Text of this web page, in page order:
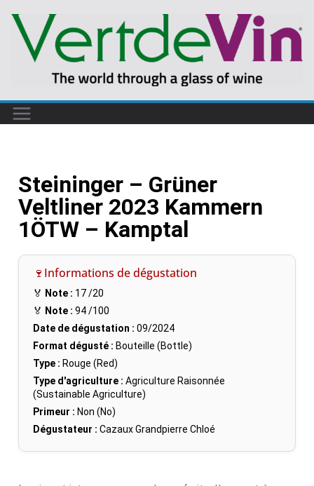
Steininger – Grüner
Veltliner 2023 Kammern
1ÖTW – Kamptal
🍷Informations de dégustation
🏅 Note : 17/20
🏅 Note : 94/100
Date de dégustation : 09/2024
Format dégusté : Bouteille (Bottle)
Type : Rouge (Red)
Type d'agriculture : Agriculture Raisonnée
(Sustainable Agriculture)
Primeur : Non (No)
Dégustateur : Cazaux Grandpierre Chloé